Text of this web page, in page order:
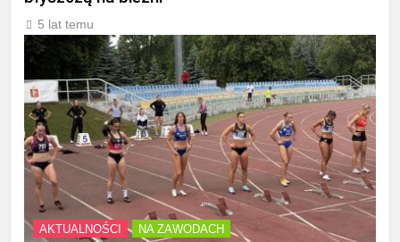
5 lat temu
AKTUALNOŚCI NA ZAWODACH